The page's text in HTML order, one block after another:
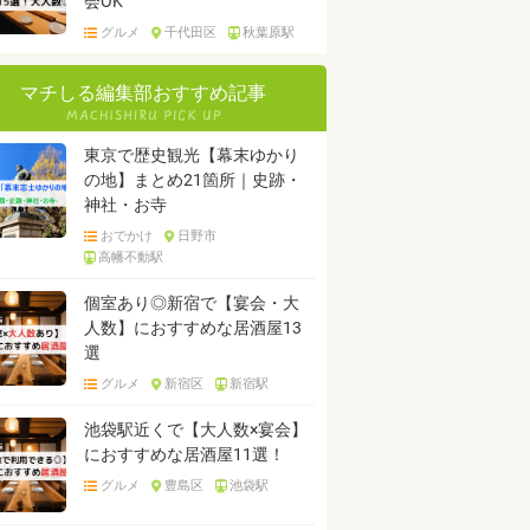
グルメ 千代田区 秋葉原駅
マチしる編集部おすすめ記事
東京で歴史観光【幕末ゆかり
の地】まとめ21箇所｜史跡・
神社・お寺
おでかけ
日野市
高幡不動駅
個室あり◎新宿で【宴会・大
人数】におすすめな居酒屋13
選
グルメ 新宿区 新宿駅
池袋駅近くで【大人数×宴会】
におすすめな居酒屋11選！
グルメ 豊島区 池袋駅